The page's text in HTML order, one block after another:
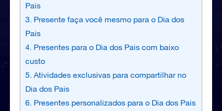
Pais
3. Presente faça você mesmo para o Dia dos
Pais
4. Presentes para o Dia dos Pais com baixo
custo
5. Atividades exclusivas para compartilhar no
Dia dos Pais
6. Presentes personalizados para o Dia dos Pais